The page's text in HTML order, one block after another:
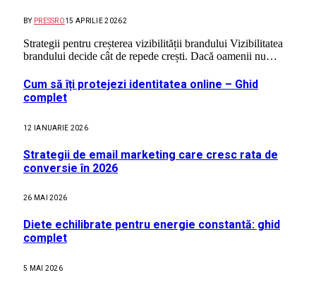
BY PRESSRO15 APRILIE 20262
Strategii pentru creșterea vizibilității brandului Vizibilitatea
brandului decide cât de repede crești. Dacă oamenii nu…
Cum să îți protejezi identitatea online – Ghid
complet
12 IANUARIE 2026
Strategii de email marketing care cresc rata de
conversie în 2026
26 MAI 2026
Diete echilibrate pentru energie constantă: ghid
complet
5 MAI 2026